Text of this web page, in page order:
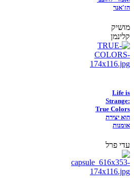
הז'אנר
מושיק
קלינמן
Life is
Strange:
True Colors
הוא יצירת
אומנות
עדי פרל